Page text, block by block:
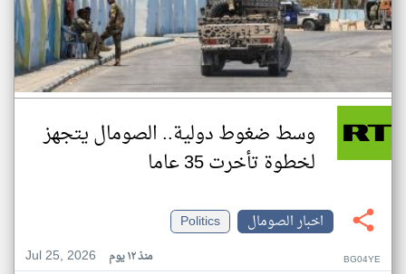
وسط ضغوط دولية.. الصومال يتجهز
لخطوة تأخرت 35 عاما
اخبار الصومال
Politics
Jul 25, 2026
منذ ١٢ يوم BG04YE